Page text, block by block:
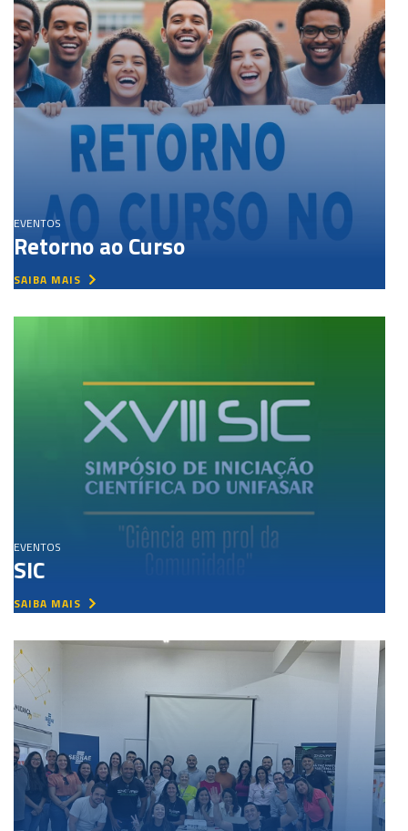
EVENTOS
Retorno ao Curso
SAIBA MAIS
EVENTOS
SIC
SAIBA MAIS